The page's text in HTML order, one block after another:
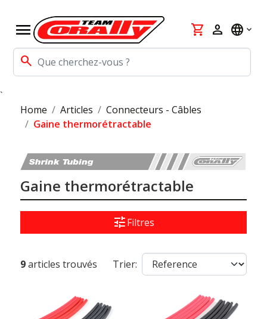
menu
search
shopping_cart person language
`
Home
Articles
Connecteurs - Câbles
Gaine thermorétractable
Gaine thermorétractable
tuneFiltres
9articles trouvés Trier: